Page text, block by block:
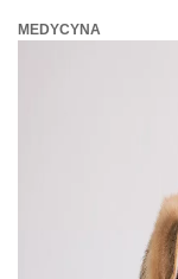
MEDYCYNA